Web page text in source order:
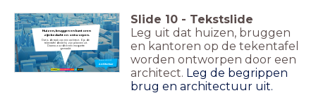
Nieuw woord:
Architectuur
Huizen, bruggen en kantoren
zijn bedacht en ontworpen.
Dat is de taak van een architect. Op de
tekentafel denkt hij zijn plannen uit.
Daarna wordt er een maquette
gemaakt.
Slide 10 - Tekstslide
Leg uit dat huizen, bruggen
en kantoren op de tekentafel
worden ontworpen door een
architect. Leg de begrippen
brug en architectuur uit.